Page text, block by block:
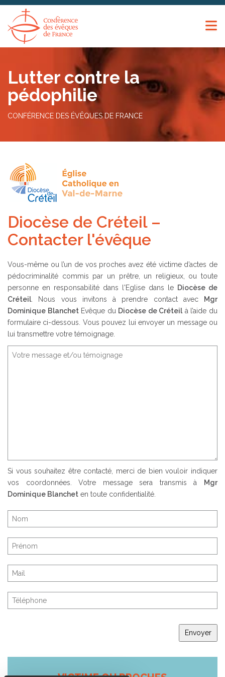
Lutter contre la
pédophilie
CONFÉRENCE DES ÉVÊQUES DE FRANCE
Diocèse de Créteil –
Contacter l'évêque
Vous-même ou l’un de vos proches avez été victime d’actes de
pédocriminalité commis par un prêtre, un religieux, ou toute
personne en responsabilité dans l'Eglise dans le Diocèse de
Créteil. Nous vous invitons à prendre contact avec
Mgr
Dominique BlanchetEvêque du Diocèse de Créteilà l’aide du
formulaire ci-dessous. Vous pouvez lui envoyer un message ou
lui transmettre votre témoignage.
Si vous souhaitez être contacté, merci de bien vouloir indiquer
vos coordonnées. Votre message sera transmis à
Mgr
Dominique Blanchet en toute confidentialité.
Envoyer
Panneau de gestion des cookies